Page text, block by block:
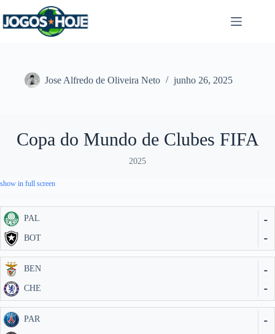
para
o
Jose Alfredo de Oliveira Neto junho 26, 2025
Copa do Mundo de Clubes FIFA
2025
show in full screen
PAL
BOT
-
-
BEN
CHE
-
-
PAR
-